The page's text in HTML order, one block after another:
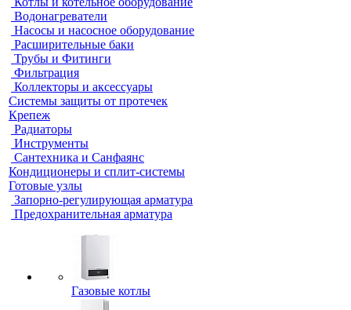
Водонагреватели
Насосы и насосное оборудование
Расширительные баки
Трубы и Фитинги
Фильтрация
Коллекторы и аксессуары
Системы защиты от протечек
Крепеж
Радиаторы
Инструменты
Сантехника и Санфаянс
Кондиционеры и сплит-системы
Готовые узлы
Запорно-регулирующая арматура
Предохранительная арматура
Газовые котлы